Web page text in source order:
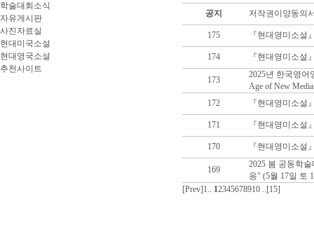
학술대회소식
자유게시판
사진자료실
현대미국소설
현대영국소설
추천사이트
공지사항
학술대회 소식
자유게시판
공지 저작권이양동의
175 『현대영미소설
174 『현대영미소설
173
2025년 한국영어
Age of New
172
『현대영미소설
171 『현대영미소설
170 『현대영미소설
169
2025 봄 공동학
응" (5월 17일 토
[Prev] 1.. 12345678910 ..[15]